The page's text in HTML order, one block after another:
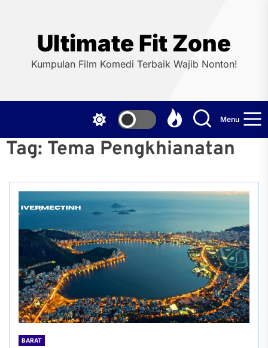
Ultimate Fit Zone
Kumpulan Film Komedi Terbaik Wajib Nonton!
Menu
Tag: Tema Pengkhianatan
BARAT